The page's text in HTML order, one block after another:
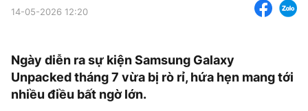
14-05-2026 12:20
Ngày diễn ra sự kiện Samsung Galaxy
Unpacked tháng 7 vừa bị rò rỉ, hứa hẹn mang tới
nhiều điều bất ngờ lớn.